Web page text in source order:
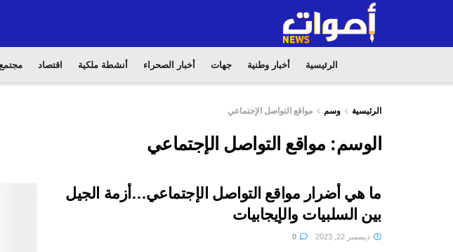
الرئيسية أخبار وطنية جهات أخبار الصحراء أنشطة ملكية اقتصاد
الرئيسية وسم مواقع التواصل الإجتماعي
الوسم: مواقع التواصل الإجتماعي
ما هي أضرار مواقع التواصل الإجتماعي…أزمة الجيل
بين السلبيات والإيجابيات
ديسمبر 22, 2023